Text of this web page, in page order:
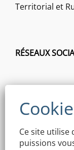
Territorial et
RÉSEAUX
Ce site utilise
puissions